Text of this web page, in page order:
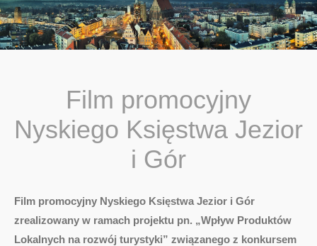
You are here:
Film promocyjny
Nyskiego Księstwa Jezior
i Gór
Film promocyjny Nyskiego Księstwa Jezior i Gór
zrealizowany w ramach projektu pn. „Wpływ Produktów
Lokalnych na rozwój turystyki” związanego z konkursem